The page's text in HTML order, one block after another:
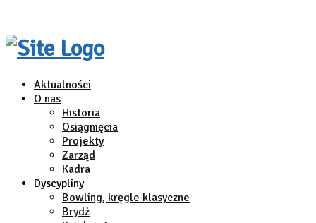
Aktualności
O nas
Historia
Osiągnięcia
Projekty
Zarząd
Kadra
Dyscypliny
Bowling, kręgle klasyczne
Brydż